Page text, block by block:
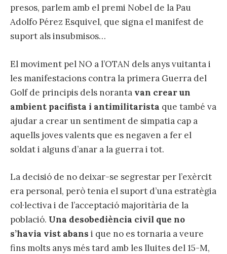
presos, parlem amb el premi Nobel de la Pau
Adolfo Pérez Esquivel, que signa el manifest de
suport als insubmisos…
El moviment pel NO a l’OTAN dels anys vuitanta i
les manifestacions contra la primera Guerra del
Golf de principis dels noranta van crear un
ambient pacifista i antimilitarista que també va
ajudar a crear un sentiment de simpatia cap a
aquells joves valents que es negaven a fer el
soldat i alguns d’anar a la guerra i tot.
La decisió de no deixar-se segrestar per l’exèrcit
era personal, però tenia el suport d’una estratègia
col·lectiva i de l’acceptació majoritària de la
població. Una desobediència civil que no
s’havia vist abans i que no es tornaria a veure
fins molts anys més tard amb les lluites del 15-M,